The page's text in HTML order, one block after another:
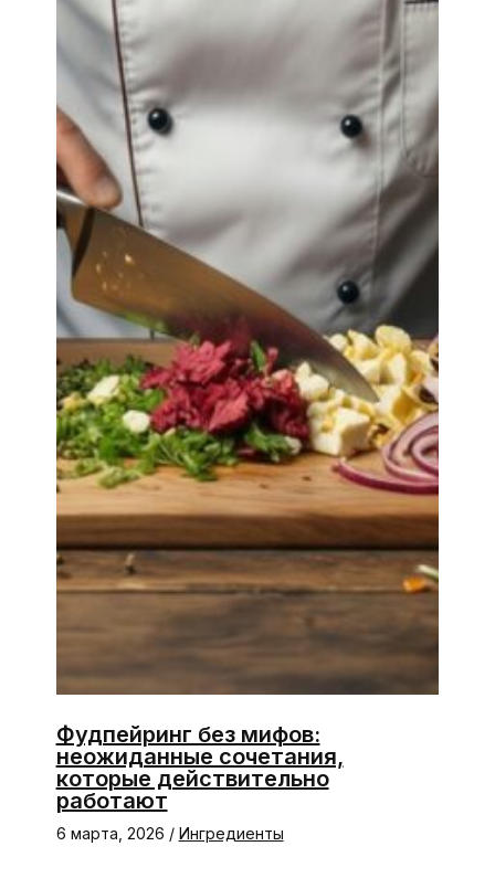
Фудпейринг без мифов:
неожиданные сочетания,
которые действительно
работают
6 марта, 2026 / Ингредиенты